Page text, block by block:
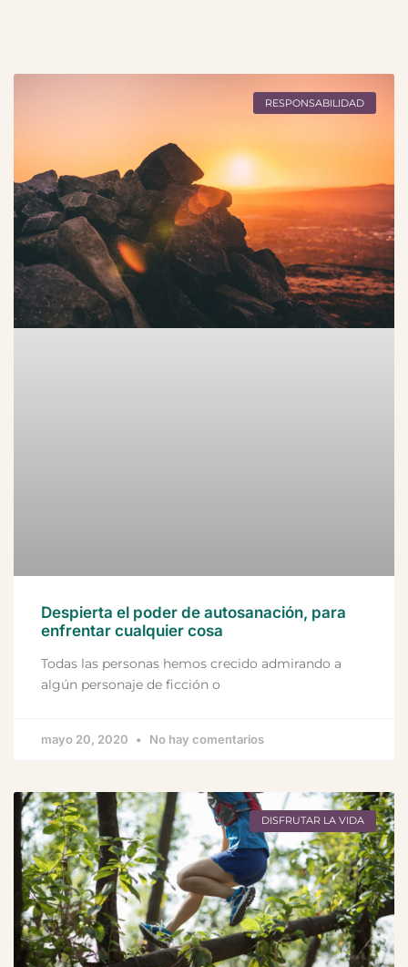
RESPONSABILIDAD
Despierta el poder de autosanación, para
enfrentar cualquier cosa
Todas las personas hemos crecido admirando a
algún personaje de ficción o
mayo 20, 2020 No hay comentarios
DISFRUTAR LA VIDA